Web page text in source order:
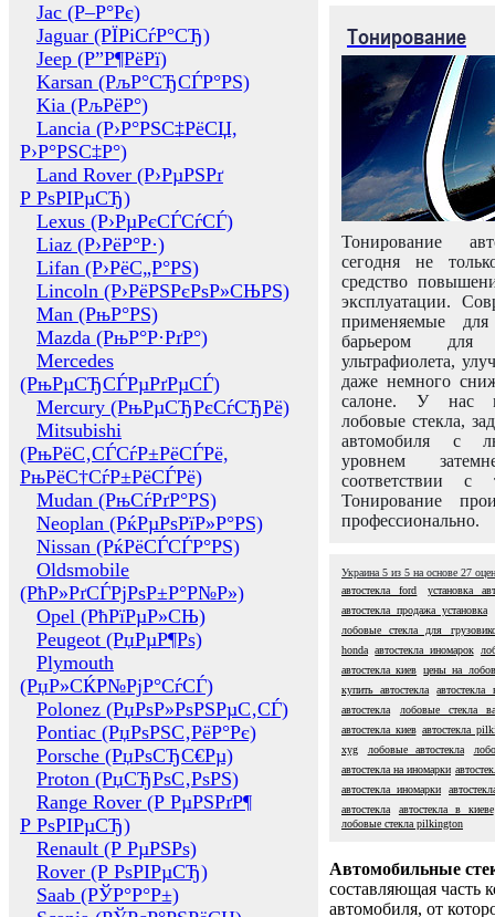
Jac (Р–Р°Рє)
Jaguar (РЇРіСѓР°СЂ)
Jeep (Р”Р¶РёРї)
Karsan (РљР°СЂСЃР°РЅ)
Kia (РљРёР°)
Lancia (Р›Р°РЅС‡РёСЏ,
Р›Р°РЅС‡Р°)
Land Rover (Р›РµРЅРґ
Р РѕРІРµСЂ)
Lexus (Р›РµРєСЃСѓСЃ)
Liaz (Р›РёР°Р·)
Lifan (Р›РёС„Р°РЅ)
Lincoln (Р›РёРЅРєРѕР»СЊРЅ)
Man (РњР°РЅ)
Mazda (РњР°Р·РґР°)
Mercedes
(РњРµСЂСЃРµРґРµСЃ)
Mercury (РњРµСЂРєСѓСЂРё)
Mitsubishi
(РњРёС‚СЃСѓР±РёСЃРё,
РњРёС†СѓР±РёСЃРё)
Mudan (РњСѓРґР°РЅ)
Neoplan (РќРµРѕРїР»Р°РЅ)
Nissan (РќРёСЃСЃР°РЅ)
Oldsmobile
(РћР»РґСЃРјРѕР±Р°Р№Р»)
Opel (РћРїРµР»СЊ)
Peugeot (РџРµР¶Рѕ)
Plymouth
(РџР»СЌР№РјР°СѓСЃ)
Polonez (РџРѕР»РѕРЅРµС‚СЃ)
Pontiac (РџРѕРЅС‚РёР°Рє)
Porsche (РџРѕСЂС€Рµ)
Proton (РџСЂРѕС‚РѕРЅ)
Range Rover (Р РµРЅРґР¶
Р РѕРІРµСЂ)
Renault (Р РµРЅРѕ)
Rover (Р РѕРІРµСЂ)
Saab (РЎР°Р°Р±)
Тонирование
Тонирование
сегодня не
средство
эксплуатации.
применяемые
барьером для
ультрафиолета,
даже немного
салоне. У нас
лобовые стекла,
автомобиля с
уровнем
соответствии с
Тонирование
профессионально.
Украина 5 из 5 на основе 27
автостекла ford
установка
автостекла продажа установка
лобовые стекла для
honda автостекла иномарок
автостекла киев цены на
купить автостекла
автостекла
автостекла
лобовые стекла
автостекла киев автостекла
xyg
лобовые автостекла
автостекла на иномарки
автостекла иномарки
автостекла
автостекла в киеве
лобовые стекла pilkington
Автомобильные
составляющая часть
автомобиля, от